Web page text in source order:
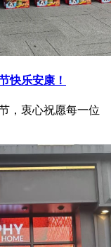
快乐安康！
，衷心祝愿每一位